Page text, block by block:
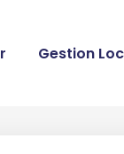
Gestion